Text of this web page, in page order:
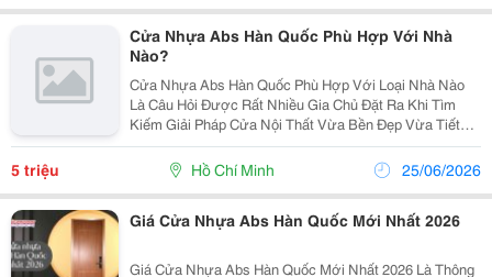
Cửa Nhựa Abs Hàn Quốc Phù Hợp Với Nhà
Nào?
Cửa Nhựa Abs Hàn Quốc Phù Hợp Với Loại Nhà Nào
Là Câu Hỏi Được Rất Nhiều Gia Chủ Đặt Ra Khi Tìm
Kiếm Giải Pháp Cửa Nội Thất Vừa Bền Đẹp Vừa Tiết
Kiệm Chi Phí Bảo Trì Lâu Dài. Khác Với Cửa Gỗ Tự
Nhiên Hay Gỗ Công Nghiệp Thông Thường, Dòng Cửa
Nhựa Abs...
5 triệu Hồ Chí Minh 25/06/2026
Giá Cửa Nhựa Abs Hàn Quốc Mới Nhất 2026
Giá Cửa Nhựa Abs Hàn Quốc Mới Nhất 2026 Là Thông